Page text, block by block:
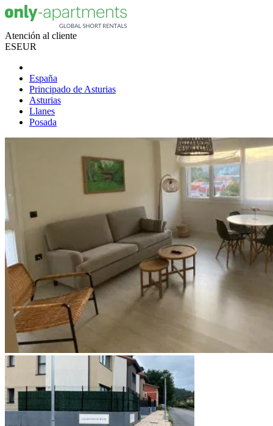
Atención al cliente
ESEUR
España
Principado de Asturias
Asturias
Llanes
Posada